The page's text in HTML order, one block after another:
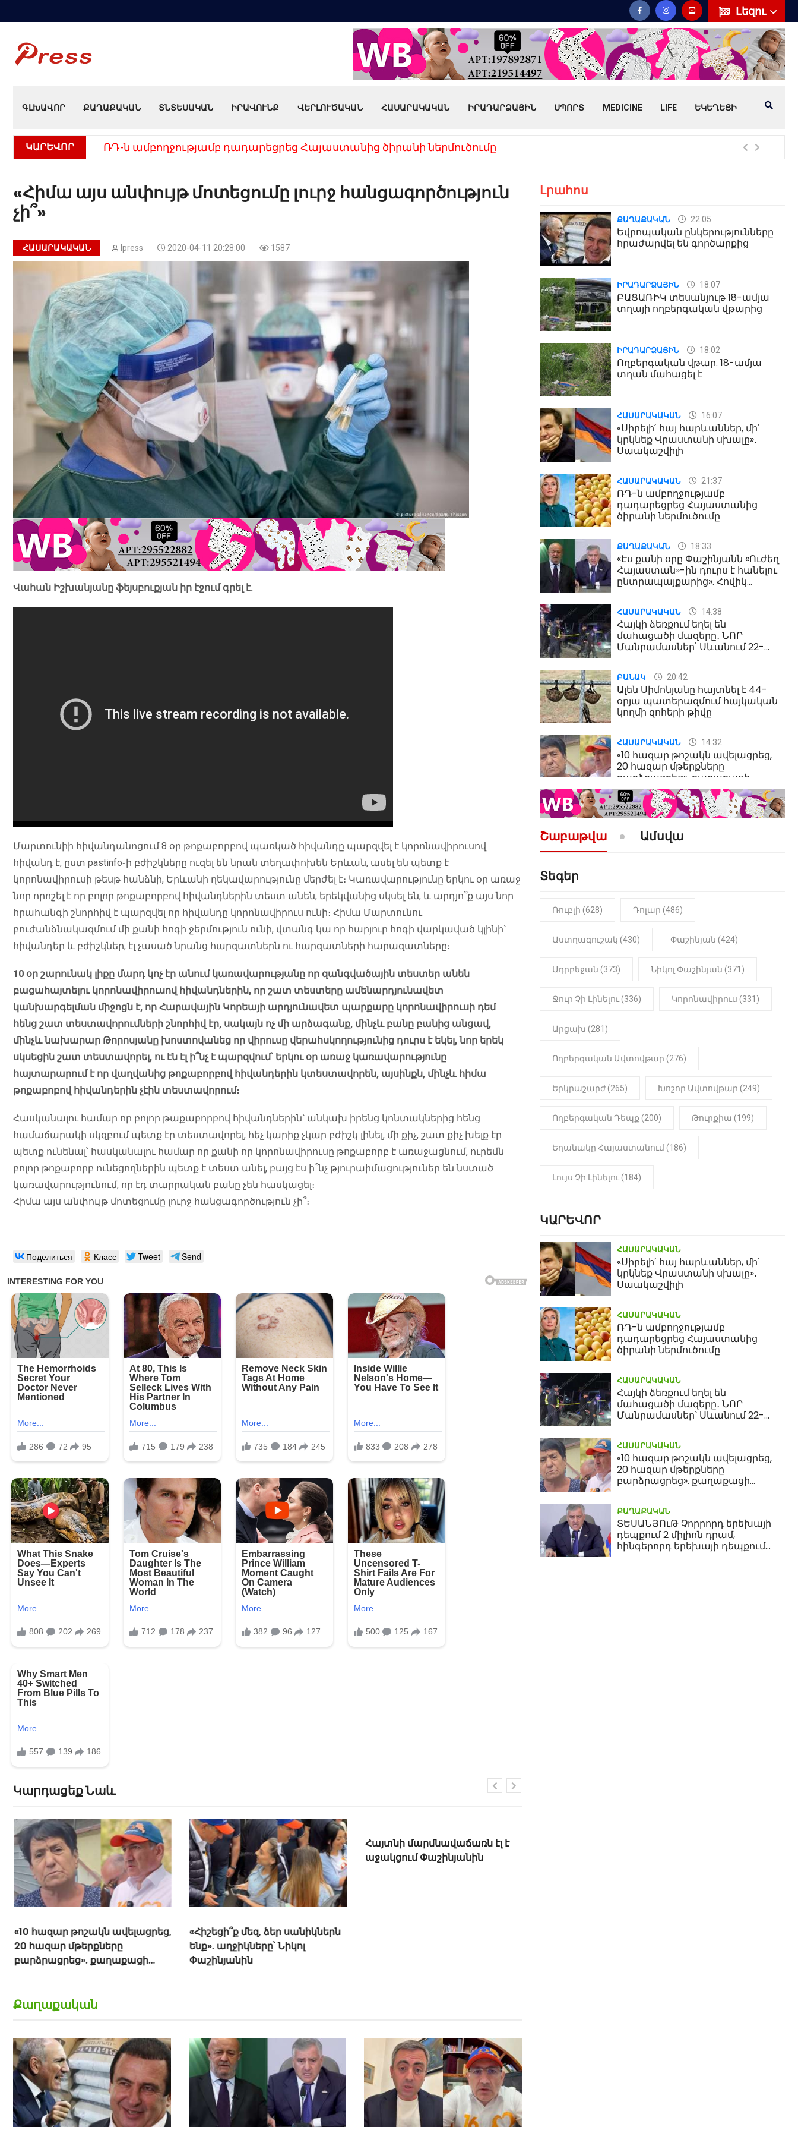
Լեզու
ԳԼԽԱՎՈՐ ՔԱՂԱՔԱԿԱՆ ՏՆՏԵՍԱԿԱՆ ԻՐԱՎՈՒՆՔ ՎԵՐԼՈՒԾԱԿԱՆ ՀԱՍԱՐԱԿԱԿԱՆ ԻՐԱԴԱՐՁԱՅԻՆ ՍՊՈՐՏ MEDICINE LIFE ԵԿԵՂԵՑԻ
ԿԱՐԵՎՈՐ ՌԴ-ն ամբողջությամբ դադարեցրեց Հայաստանից ծիրանի ներմուծումը
«Հիմա այս անփույթ մոտեցումը լուրջ հանցագործություն
չի՞»
ՀԱՍԱՐԱԿԱԿԱՆ Ipress 2020-04-11 20:28:00 1587
Վահան Իշխանյանը ֆեյսբուքյան իր էջում գրել է.
Մարտունիի հիվանդանոցում 8 օր թոքաբորբով պառկած հիվանդը պարզվել է կորոնավիրուսով
հիվանդ է, ըստ pastinfo֊ի բժիշկները ուզել են նրան տեղափոխեն Երևան, ասել են պետք է
կորոնավիրուսի թեսթ հանձնի, Երևանի ղեկավարությունը մերժել է։ Կառավարությունը երկու օր առաջ
նոր որոշել է որ բոլոր թոքաբորբով հիվանդներին տեստ անեն, երեկվանից սկսել են, և արդյո՞ք այս նոր
հրահանգի շնորհիվ է պարզվել որ հիվանդը կորոնավիրուս ունի։ Հիմա Մարտունու
բուժանձնակազմում մի քանի հոգի ջերմություն ունի, վտանգ կա որ հարյուր հոգի վարկաված կլինի՝
հիվանդեր և բժիշկներ, էլ չասած նրանց հարզատներն ու հարզատների հարազատները։
10 օր շարունակ լիքը մարդ կոչ էր անում կառավարությանը որ զանգվածային տեստեր անեն
բացահայտելու կորոնավիրուսով հիվանդներին, որ շատ տեստերը ամենարդյունավետ
կանխարգելման միջոցն է, որ Հարավային Կորեայի արդյունավետ պարքարը կորոնավիրուսի դեմ
հենց շատ տեստավորումների շնորհիվ էր, սակայն ոչ մի արձագանք, մինչև բանը բանից անցավ,
մինչև նախարար Թորոսյանը խոստովանեց որ վիրուսը վերահսկողությունից դուրս է եկել, նոր երեկ
սկսեցին շատ տեստավորել, ու էն էլ ի՞նչ է պարզվում՝ երկու օր առաջ կառավարությունը
հայտարարում է որ վաղվանից թոքաբորբով հիվանդերին կտեստավորեն, այսինքն, մինչև հիմա
թոքաբոբով հիվանդերին չէին տեստավորում։
Հասկանալու համար որ բոլոր թաքաբորբով հիվանդներին՝ անկախ իրենց կոնտակներից հենց
համաճարակի սկզբում պետք էր տեստավորել, հեչ կարիք չկար բժիշկ լինել, մի քիչ, շատ քիչ խելք էր
պետք ունենալ՝ հասկանալու համար որ քանի որ կորոնավիրուսը թոքաբորբ է առաջացնում, ուրեմն
բոլոր թոքաբորբ ունեցողներին պետք է տեստ անել, բայց էս ի՞նչ թյուրաիմացություներ են նստած
կառավարությունում, որ էդ տարրական բանը չեն հասկացել։
Հիմա այս անփույթ մոտեցումը լուրջ հանցագործություն չի՞։
Поделиться Класс Tweet Send
Կարդացեք Նաև
«10 հազար թոշակն ավելացրեց,
20 հազար մթերքները
բարձրացրեց». քաղաքացի
«Հիշեցի՞ք մեզ, ձեր սանիկներն
ենք». աղջիկները՝ Նիկոլ
Փաշինյանին
Քաղաքական
Լրահոս
ՔԱՂԱՔԱԿԱՆ 22:05
Եվրոպական ընկերությունները
հրաժարվել են գործարքից
ԻՐԱԴԱՐՁԱՅԻՆ 18:07
ԲԱՑԱՌԻԿ տեսանյութ 18-ամյա
տղայի ողբերգական վթարից
ԻՐԱԴԱՐՁԱՅԻՆ 18:02
Ողբերգական վթար. 18-ամյա
տղան մահացել է
ՀԱՍԱՐԱԿԱԿԱՆ 16:07
«Սիրելի՛ հայ հարևաններ, մի՛
կրկնեք Վրաստանի սխալը»․
Սաակաշվիլի
ՀԱՍԱՐԱԿԱԿԱՆ 21:37
ՌԴ-ն ամբողջությամբ
դադարեցրեց Հայաստանից
ծիրանի ներմուծումը
ՔԱՂԱՔԱԿԱՆ 18:33
«Էս քանի օրը Փաշինյանն «Ուժեղ
Հայաստան»-ին դուրս է հանելու
ընտրապայքարից». Հովիկ
ՀԱՍԱՐԱԿԱԿԱՆ 14:38
Հայկի ձեռքում եղել են
մահացածի մազերը․ ՆՈՐ
Մանրամասներ՝ Սևանում 22-
ԲԱՆԱԿ 20:42
Ալեն Սիմոնյանը հայտնել է 44-
օրյա պատերազմում հայկական
կողմի զոհերի թիվը
ՀԱՍԱՐԱԿԱԿԱՆ 14:32
«10 հազար թոշակն ավելացրեց,
20 հազար մթերքները
բարձրացրեց». քաղաքացի
(տեսանյութ)
ՔԱՂԱՔԱԿԱՆ 10:52
«Լեզվիդ տալու փոխարեն
արտաբերիր այս երկու
նախադասությունը»․ Իշխան
Նիկոլ Փաշինյան
ԻՐԱԴԱՐՁԱՅԻՆ 22:01
հայտնաբերվել է
մանկապղծության համար
մարմինը
Շաբաթվա Ամսվա
Տեգեր
Ռուբլի (628) Դոլար (486)
Աստղագուշակ (430) Փաշինյան (424)
Ադրբեջան (373) Նիկոլ Փաշինյան (371)
Ջուր Չի Լինելու (336) Կորոնավիրուս (331)
Արցախ (281)
Ողբերգական Ավտովթար (276)
Երկրաշարժ (265) Խոշոր Ավտովթար (249)
Ողբերգական Դեպք (200) Թուրքիա (199)
Եղանակը Հայաստանում (186)
Լույս Չի Լինելու (184)
ԿԱՐԵՎՈՐ
ՀԱՍԱՐԱԿԱԿԱՆ
«Սիրելի՛ հայ հարևաններ, մի՛
կրկնեք Վրաստանի սխալը»․
Սաակաշվիլի
ՀԱՍԱՐԱԿԱԿԱՆ
ՌԴ-ն ամբողջությամբ
դադարեցրեց Հայաստանից
ծիրանի ներմուծումը
ՀԱՍԱՐԱԿԱԿԱՆ
Հայկի ձեռքում եղել են
մահացածի մազերը․ ՆՈՐ
Մանրամասներ՝ Սևանում 22-
ՀԱՍԱՐԱԿԱԿԱՆ
«10 հազար թոշակն ավելացրեց,
20 հազար մթերքները
բարձրացրեց». քաղաքացի
ՔԱՂԱՔԱԿԱՆ
ՏԵՍԱՆՅՈւԹ Չորրորդ երեխայի
դեպքում 2 միլիոն դրամ,
հինգերորդ երեխայի դեպքում